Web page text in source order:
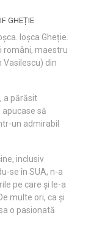
GHEȚIE
Ioșca Gheție.
români, maestru
Vasilescu) din
a părăsit
apucase să
un admirabil
inclusiv
se în SUA, n-a
pe care și le-a
multe ori, ca și
o pasionată